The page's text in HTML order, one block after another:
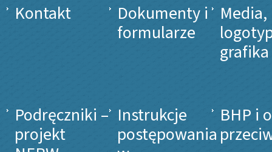
Kontakt
Dokumenty i
formularze
Media,
grafika
Podręczniki –
projekt
Instrukcje
postępowania
BHP i